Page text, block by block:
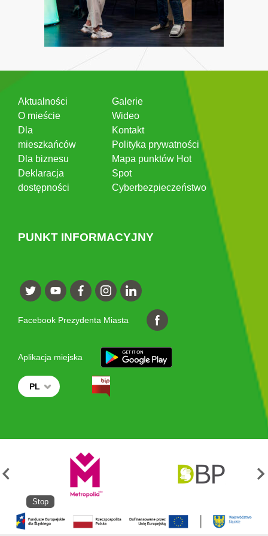
Aktualności
O mieście
Dla
mieszkańców
Dla biznesu
Deklaracja
dostępności
Galerie
Wideo
Kontakt
Polityka prywatności
Mapa punktów Hot
Spot
Cyberbezpieczeństwo
PUNKT INFORMACYJNY
Facebook Prezydenta Miasta
Aplikacja miejska
PL
Stop